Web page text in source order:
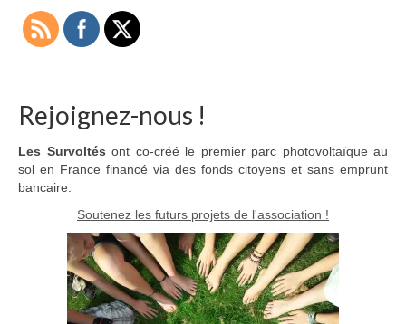
Rejoignez-nous !
Les Survoltés ont co-créé le premier parc photovoltaïque au
sol en France financé via des fonds citoyens et sans emprunt
bancaire.
Soutenez les futurs projets de l'association !